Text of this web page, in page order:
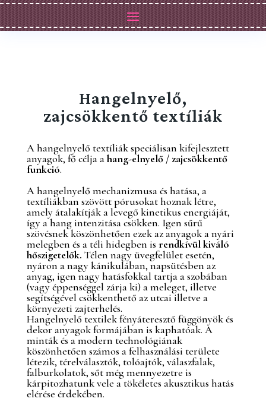
Hangelnyelő,
zajcsökkentő textíliák
A hangelnyelő textíliák speciálisan kifejlesztett
anyagok, fő célja ahang-elnyelő / zajcsökkentő
funkció.
A hangelnyelő mechanizmusa és hatása, a
textíliákban szövött pórusokat hoznak létre,
amely átalakítják a levegő kinetikus energiáját,
így a hang intenzitása csökken. Igen sűrű
szövésnek köszönhetően ezek az anyagok a nyári
melegben és a téli hidegben is rendkívül kiváló
hőszigetelők. Télen nagy üvegfelület esetén,
nyáron a nagy kánikulában, napsütésben az
anyag, igen nagy hatásfokkal tartja a szobában
(vagy éppenséggel zárja ki) a meleget, illetve
segítségével csökkenthető az utcai illetve a
környezeti zajterhelés.
Hangelnyelő textilek fényáteresztő függönyök és
dekor anyagok formájában is kaphatóak. A
minták és a modern technológiának
köszönhetően számos a felhasználási területe
létezik, térelválasztók, tolóajtók, válaszfalak,
falburkolatok, sőt még mennyezetre is
kárpitozhatunk vele a tökéletes akusztikus hatás
elérése érdekében.